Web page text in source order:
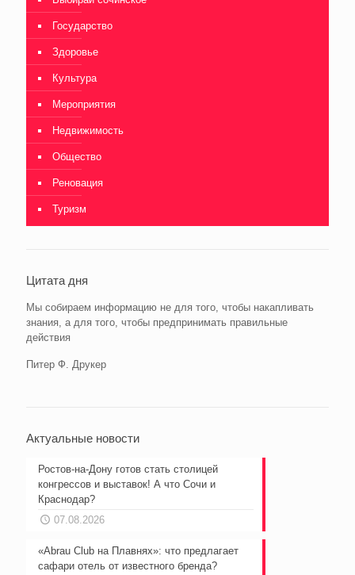
Государство
Здоровье
Культура
Мероприятия
Недвижимость
Общество
Реновация
Туризм
Цитата дня
Мы собираем информацию не для того, чтобы накапливать
знания, а для того, чтобы предпринимать правильные
действия
Питер Ф. Друкер
Актуальные новости
Ростов-на-Дону готов стать столицей
конгрессов и выставок! А что Сочи и
Краснодар?
07.08.2026
«Abrau Club на Плавнях»: что предлагает
сафари отель от известного бренда?